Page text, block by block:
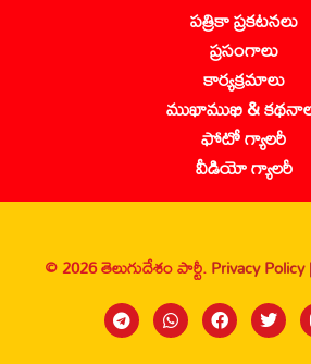
పత్రికా ప్రకటనలు
ప్రసంగాలు
కార్యక్రమాలు
ముఖాముఖి &
ఫోటో గ్యాలరీ
వీడియో గ్యాలరీ
© 2026 తెలుగుదేశం పార్టీ.Privacy Policy |